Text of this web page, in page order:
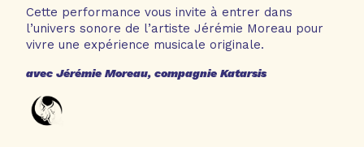
Cette performance vous invite à entrer dans
l’univers sonore de l’artiste Jérémie Moreau pour
vivre une expérience musicale originale.
avec Jérémie Moreau, compagnie Katarsis